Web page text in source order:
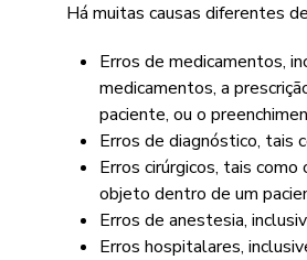
Há muitas causas diferentes
Erros de medicamentos,
medicamentos, a
paciente, ou o
Erros de diagnóstico, tais
Erros cirúrgicos, tais
objeto dentro de um
Erros de anestesia,
Erros hospitalares,